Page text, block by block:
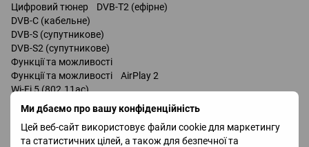
Ми дбаємо про вашу конфіденційність
Цей веб-сайт використовує файли cookie для маркетингу
та статистичних цілей, а також для безпечної та
Цифровий тюнер DVB-T2 (ефірне)
DVB-C (кабельне)
DVB-S (супутникове)
DVB-S2 (супутникове)
Функції та можливості
Функції та можливості AirPlay 2
Wi-Fi 5 (802.11ac)
Bluetooth v 5.1
керування голосом
Amazon Alexa